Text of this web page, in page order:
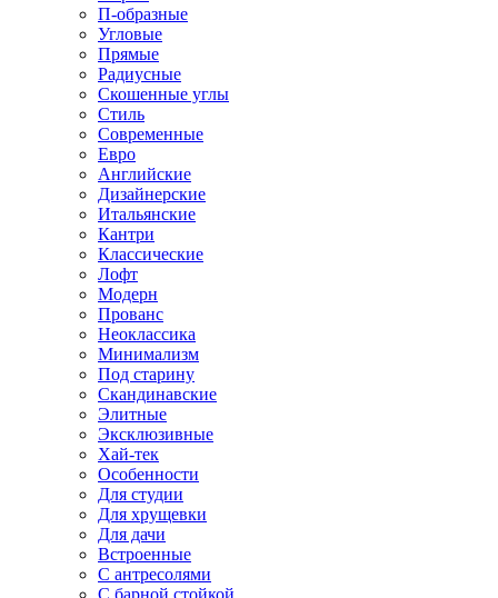
П-образные
Угловые
Прямые
Радиусные
Скошенные углы
Стиль
Современные
Евро
Английские
Дизайнерские
Итальянские
Кантри
Классические
Лофт
Модерн
Прованс
Неоклассика
Минимализм
Под старину
Скандинавские
Элитные
Эксклюзивные
Хай-тек
Особенности
Для студии
Для хрущевки
Для дачи
Встроенные
С антресолями
С барной стойкой